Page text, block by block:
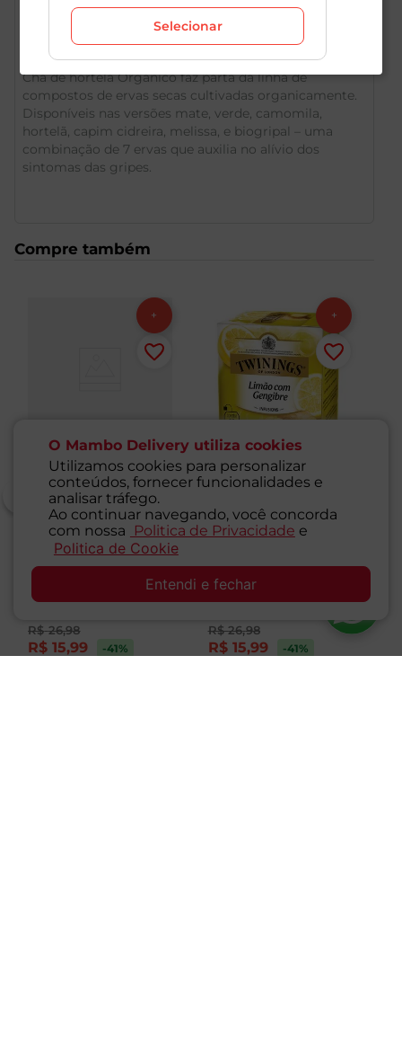
O Mambo Delivery utiliza cookies
Utilizamos cookies para personalizar
conteúdos, fornecer funcionalidades e
analisar tráfego.
Ao continuar navegando, você concorda
com nossa
Politica de Privacidade e
Politica de Cookie
Entendi e fechar
Descrição do Produto
Chá de hortelã Orgânico faz parta da linha de
compostos de ervas secas cultivadas organicamente.
Disponíveis nas versões mate, verde, camomila,
hortelã, capim cidreira, melissa, e biogripal – uma
combinação de 7 ervas que auxilia no alívio dos
sintomas das gripes.
Compre também
Chá Inglês Preto
Twinings 20g com 10
unidades
R$ 26,98
R$ 15,99 -41%
Chá Inglês de Limão
unidades
1 Unidade
R$ 26,98
R$ 15,99 -41%
Selecionar